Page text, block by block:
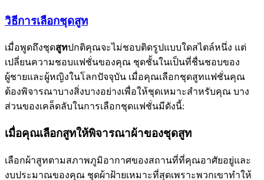
วิธีการเลือกชุดสูท
เมื่อพูดถึงชุดสูทปกติคุณจะไม่ชอบติดรูปแบบใดสไตล์หนึ่ง แต่
เปลี่ยนความชอบแฟชั่นของคุณ ชุดชั้นในเป็นที่ชื่นชอบของ
ผู้ชายและผู้หญิงในโลกปัจจุบัน เมื่อคุณเลือกชุดสูทแฟชั่นคุณ
ต้องพิจารณาบางสิ่งบางอย่างเพื่อให้ชุดเหมาะสำหรับคุณ บาง
ส่วนของเคล็ดลับในการเลือกชุดแฟชั่นมีดังนี้:
เมื่อคุณเลือกสูทให้พิจารณาผ้าของชุดสูท
เลือกผ้าสูทตามสภาพภูมิอากาศของสถานที่ที่คุณอาศัยอยู่และ
งบประมาณของคุณ ชุดผ้าฝ้ายเหมาะที่สุดเพราะพวกเขาทำให้